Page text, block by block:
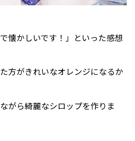
懐かしいです！」といった感想
方がきれいなオレンジになるか
がら綺麗なシロップを作りま